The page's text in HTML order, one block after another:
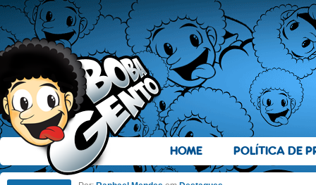
HOME POLÍTICA DE